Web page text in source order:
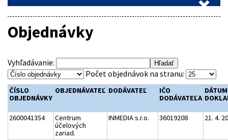
Objednávky
Vyhľadávanie:
Počet objednávok na stranu:
ČÍSLO
OBJEDNÁVKY
OBJEDNÁVATEĽ DODÁVATEĽ
IČO
DODÁVATEĽA
DÁTUM
2600041354
Centrum
účelových
zariad.
INMEDIA s.r.o. 36019208 21. 4.